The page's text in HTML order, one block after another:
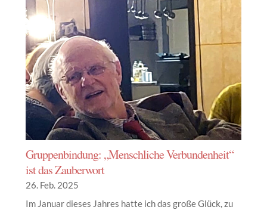
Gruppenbindung: „Menschliche Verbundenheit“
ist das Zauberwort
26. Feb. 2025
Im Januar dieses Jahres hatte ich das große Glück, zu